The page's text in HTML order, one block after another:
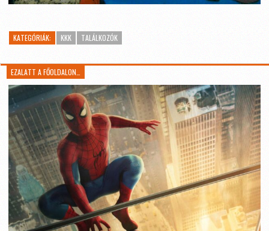
KATEGÓRIÁK: KKK TALÁLKOZÓK
EZALATT A FŐOLDALON…